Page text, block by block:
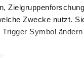
Zwecke nutzt.
Symbol